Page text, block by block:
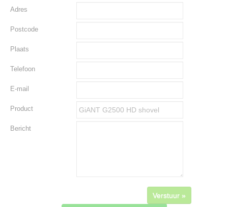
Adres
Postcode
Plaats
Telefoon
E-mail
Product
Bericht
Verstuur »